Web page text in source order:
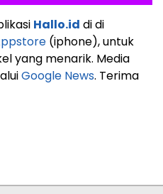
Hallo.id di di
(iphone), untuk
yang menarik. Media
Google News. Terima